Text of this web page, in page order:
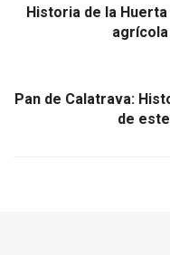
Historia de la
Pan de Calatrava:
de